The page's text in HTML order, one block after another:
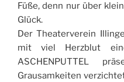
Füße, denn nur über
Glück.
Der Theaterverein
mit viel Herzblut
ASCHENPUTTEL
Grausamkeiten